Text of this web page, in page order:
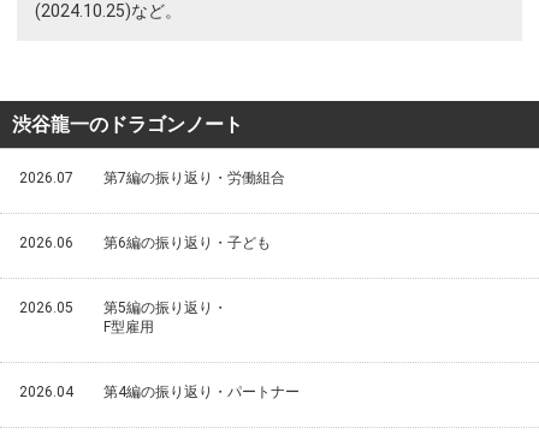
(2024.10.25)など。
渋谷龍一のドラゴンノート
2026.07 第7編の振り返り・労働組合
2026.06 第6編の振り返り・子ども
2026.05
第5編の振り返り・
F型雇用
2026.04 第4編の振り返り・パートナー